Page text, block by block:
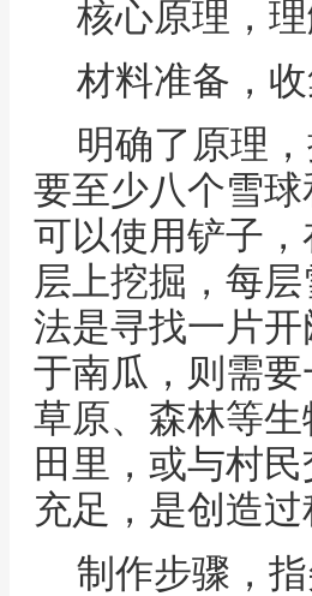
核心原理，
材料准备，
明确了原理
要至少八个雪
可以使用铲子
层上挖掘，每
法是寻找一片
于南瓜，则需
草原、森林等
田里，或与村
充足，是创造
制作步骤，